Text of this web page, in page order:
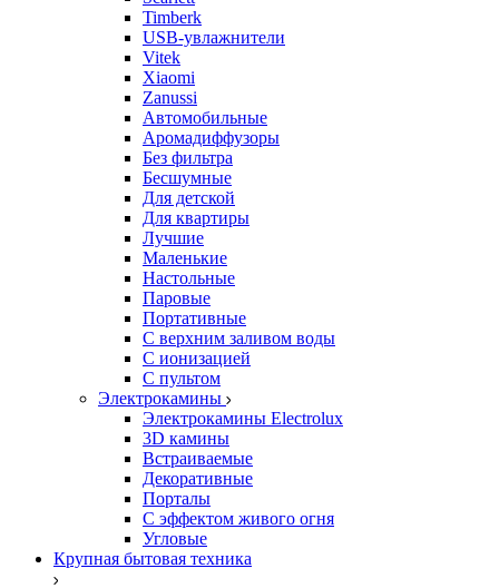
Timberk
USB-увлажнители
Vitek
Xiaomi
Zanussi
Автомобильные
Аромадиффузоры
Без фильтра
Бесшумные
Для детской
Для квартиры
Лучшие
Маленькие
Настольные
Паровые
Портативные
С верхним заливом воды
С ионизацией
С пультом
Электрокамины
Электрокамины Electrolux
3D камины
Встраиваемые
Декоративные
Порталы
С эффектом живого огня
Угловые
Крупная бытовая техника